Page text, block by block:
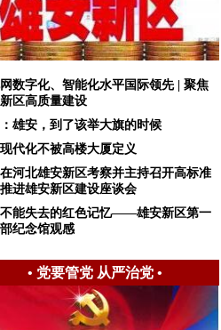
数字化、智能化水平国际领先 | 聚焦
区高质量建设
雄安，到了该举大旗的时候
代化不被高楼大厦定义
河北雄安新区考察并主持召开高标准
进雄安新区建设座谈会
能失去的红色记忆——雄安新区第一
纪念馆观感
• 党要管党 从严治党•